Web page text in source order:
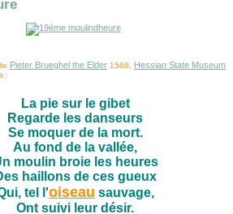
Pieter Brueghel the Elder 1568, Hessian State Museum
:
La pie sur le gibet
Regarde les danseurs
Se moquer de la mort.
Au fond de la vallée,
moulin broie les heures
haillons de ces gueux
tel l'oiseau sauvage,
Ont suivi leur désir.